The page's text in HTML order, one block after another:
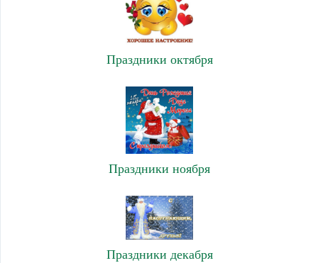
Праздники октября
Праздники ноября
Праздники декабря